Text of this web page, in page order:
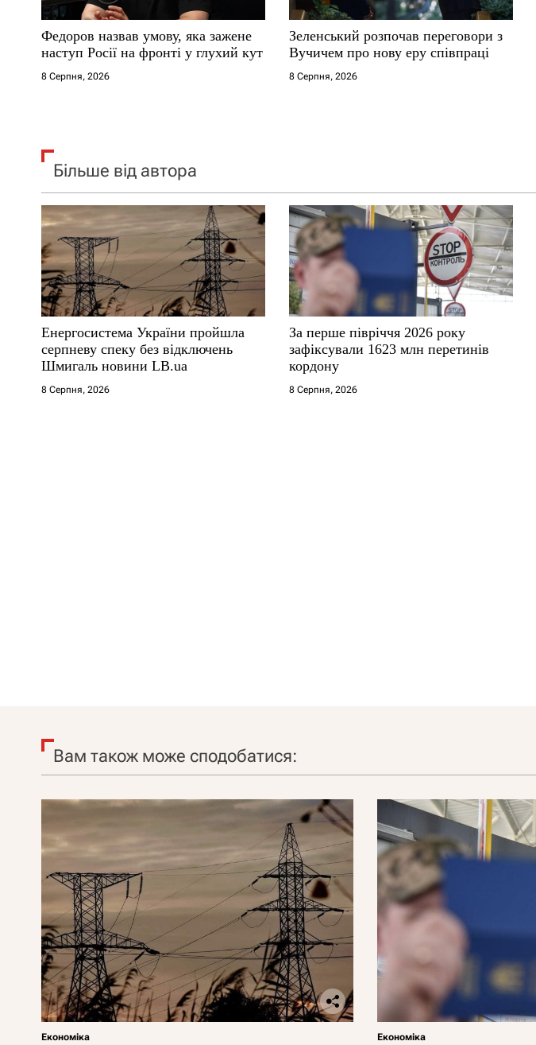
с
і
в
Федоров назвав умову, яка зажене
наступ Росії на фронті у глухий кут
8 Серпня, 2026
Зеленський розпочав переговори з
Вучичем про нову еру співпраці
8 Серпня, 2026
Більше від автора
Енергосистема України пройшла
серпневу спеку без відключень
Шмигаль новини LB.ua
8 Серпня, 2026
За перше півріччя 2026 року
зафіксували 1623 млн перетинів
кордону
8 Серпня, 2026
Вам також може сподобатися:
Економіка Економіка